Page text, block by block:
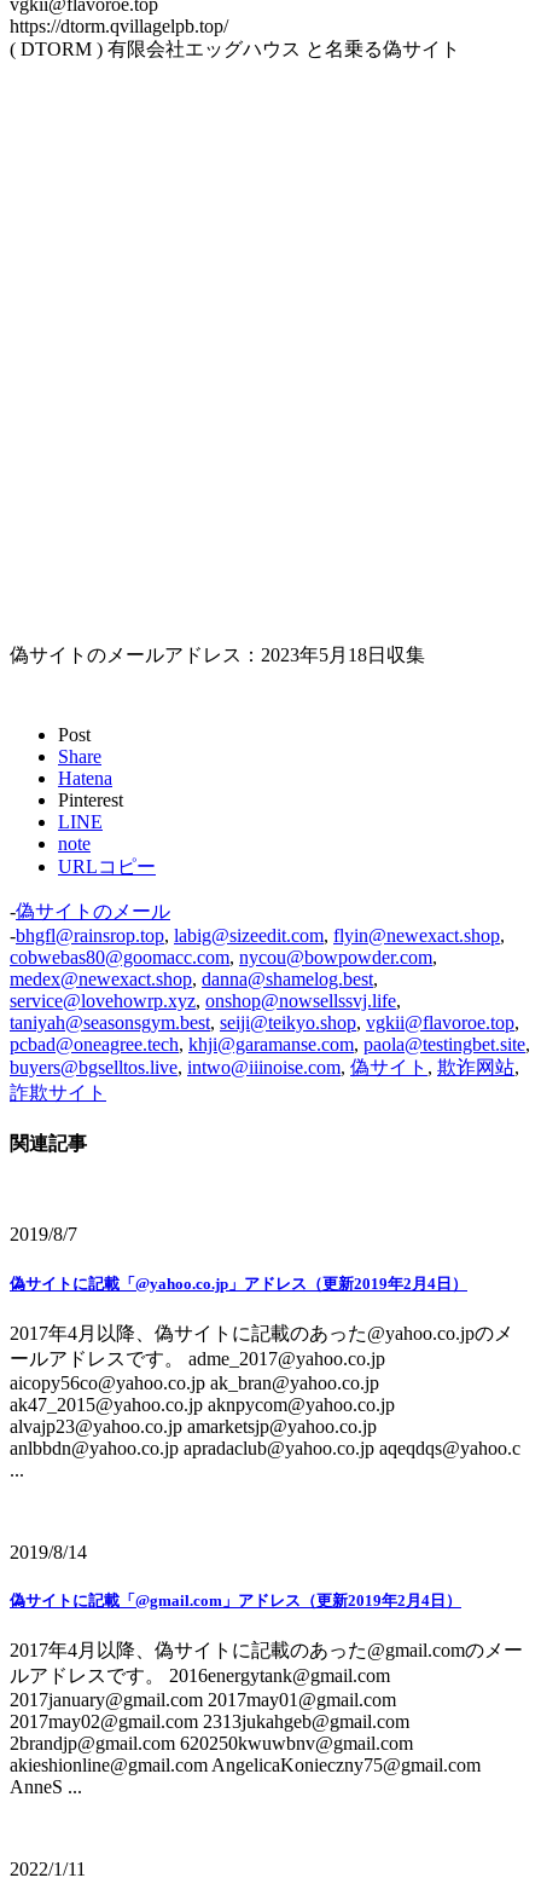
https://dtorm.qvillagelpb.top/
( DTORM ) 有限会社エッグハウス と名乗る偽サイト
偽サイトのメールアドレス：2023年5月18日収集
Post
Share
Hatena
Pinterest
LINE
note
URLコピー
-偽サイトのメール
-bhgfl@rainsrop.top, labig@sizeedit.com, flyin@newexact.shop,
cobwebas80@goomacc.com, nycou@bowpowder.com,
medex@newexact.shop, danna@shamelog.best,
service@lovehowrp.xyz, onshop@nowsellssvj.life,
taniyah@seasonsgym.best, seiji@teikyo.shop, vgkii@flavoroe.top,
pcbad@oneagree.tech, khji@garamanse.com, paola@testingbet.site,
buyers@bgselltos.live, intwo@iiinoise.com, 偽サイト , 欺诈网站,
詐欺サイト
関連記事
2019/8/7
偽サイトに記載「@yahoo.co.jp」アドレス（更新2019年2月4日）
2017年4月以降、偽サイトに記載のあった@yahoo.co.jpのメ
ールアドレスです。 adme_2017@yahoo.co.jp
aicopy56co@yahoo.co.jp ak_bran@yahoo.co.jp
ak47_2015@yahoo.co.jp aknpycom@yahoo.co.jp
alvajp23@yahoo.co.jp amarketsjp@yahoo.co.jp
anlbbdn@yahoo.co.jp apradaclub@yahoo.co.jp aqeqdqs@yahoo.c
...
2019/8/14
偽サイトに記載「@gmail.com」アドレス（更新2019年2月4日）
2017年4月以降、偽サイトに記載のあった@gmail.comのメー
ルアドレスです。 2016energytank@gmail.com
2017january@gmail.com 2017may01@gmail.com
2017may02@gmail.com 2313jukahgeb@gmail.com
2brandjp@gmail.com 620250kwuwbnv@gmail.com
akieshionline@gmail.com AngelicaKonieczny75@gmail.com
AnneS ...
2022/1/11